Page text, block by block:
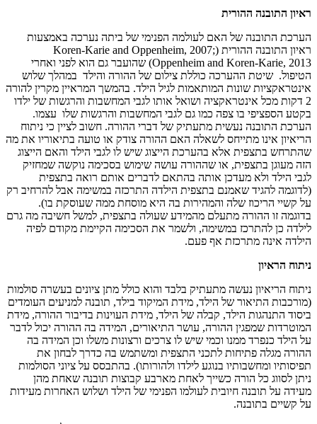
ראיון התובנה ההורית
הערכת התובנה של האם לעולמה הפנימי של ביתה נערכה באמצעות
ראיון התובנה ההורית (Koren-Karie and Oppenheim, 2007;
Oppenheim and Koren-Karie, 2013) שהועבר גם הוא לפני ואחרי
הטיפול. שיטת ההערכה כוללת צילום של ההורה והילד במהלך שלוש
אינטראקציות שונות המותאמות לגיל הילד. בהמשך המראיין מקרין להורה
2 דקות מכל אינטראקציה ושואל אותו לגבי המחשבות והרגשות של ילדו
בקטע הספציפי בו צפה כמו גם לגבי המחשבות והרגשות שלו עצמו.
הערכת התובנה נעשית מתעתיק של דברי ההורה. חשוב לציין כי ניתוח
הריאיון אינו מתייחס לשאלה האם ההורה צודק או טועה בתיאוריו את מה
שהתרחש בתצפית אלא בהערכת הייצוג שיש לו לגבי הילד והאם הייצוג
הזה מעוגן בתצפית, או שההורה עושה שימוש בסכימה נוקשה שמחזיק
לגבי הילד ולא מעדכן אותה בהתאם לדברים אותם רואה בתצפית
(לדוגמה להגיד שאמנם בתצפית הילדה התרכזה במשימה אבל להרחיב רק
על קשיי הריכוז שלה והמהירות בה היא מוסחת ממה שעוסקת בו).
בדוגמה זו ההורה מתעלם מהמידע שעולה בתצפית, למשל חשיבה מה גרם
לילדה כן להתרכז במשימה, ולשמר את הסכימה הקיימת מקודם לפיה
הילדה אינה מתרכזת אף פעם.
ניתוח הראיון
ניתוח הריאיון נעשה מתעתיק בלבד והוא כולל מתן ציונים בעשרה סולמות
(מורכבות התיאור של הילד, מידת המיקוד בילד, תובנה למניעים העומדים
ביסוד התנהגות הילד, קבלה של הילד, מידת העוינות בדיבור ההורה, מידת
המוטרדות שמפגין ההורה, עושר התיאורים, המידה בה ההורה יכול לדבר
על הילד כנפרד ממנו וכמי שיש לו צרכים ורצונות משלו וכן המידה בה
ההורה מגלה פתיחות לתכני התצפית ומשתמש בה כדרך לבחון את
תפיסותיו ומחשבותיו בנוגע לילדו ולהורותו). בהתבסס על ציוני הסולמות
ניתן לסווג כל הורה כשייך לאחת מארבע קבוצות תובנה שאחת מהן
מעידה על תובנה חיובית לעולמו הפנימי של הילד ושלוש האחרות מעידות
על קשיים בתובנה.